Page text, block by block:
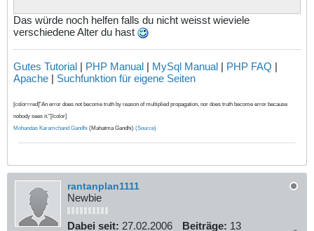
Das würde noch helfen falls du nicht weisst wieviele
verschiedene Alter du hast
Gutes Tutorial | PHP Manual | MySql Manual | PHP FAQ |
Apache | Suchfunktion für eigene Seiten
[color=red]"An error does not become truth by reason of multiplied propagation, nor does truth become error because
nobody sees it."[/color]
Mohandas Karamchand Gandhi (Mahatma Gandhi) (Source)
rantanplan1111
Newbie
Dabei seit: 27.02.2006 Beiträge: 13